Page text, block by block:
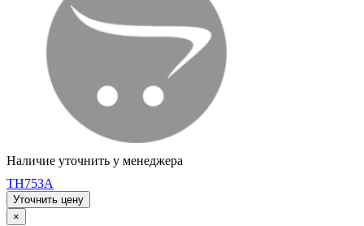
Наличие уточнить у менеджера
TH753A
Уточнить цену
×